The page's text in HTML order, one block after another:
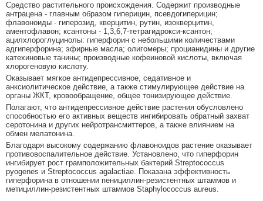
Средство растительного происхождения. Содержит производные
антрацена - главным образом гиперицин, псевдогиперицин;
флавоноиды - гиперозид, кверцитин, рутин, изокверцитин,
аментофлавон; ксантоны - 1,3,6,7-тетрагидрокси-ксантон;
ацилхлороглуцинолы: гиперфорин с небольшими количествами
адгиперфорина; эфирные масла; олигомеры; процианидины и другие
катехиновые танины; производные кофеиновой кислоты, включая
хлорогеновую кислоту.
Оказывает мягкое антидепрессивное, седативное и
анксиолитическое действие, а также стимулирующее действие на
органы ЖКТ, кровообращение, общее тонизирующее действие.
Полагают, что антидепрессивное действие растения обусловлено
способностью его активных веществ ингибировать обратный захват
серотонина и других нейротрансмиттеров, а также влиянием на
обмен мелатонина.
Благодаря высокому содержанию флавоноидов растение оказывает
противовоспалительное действие. Установлено, что гиперфорин
ингибирует рост грамположительных бактерий Streptococcus
pyogenes и Streptococcus agalactiae. Показана эффективность
гиперфорина в отношении пенициллин-резистентных штаммов и
метициллин-резистентных штаммов Staphylococcus aureus.